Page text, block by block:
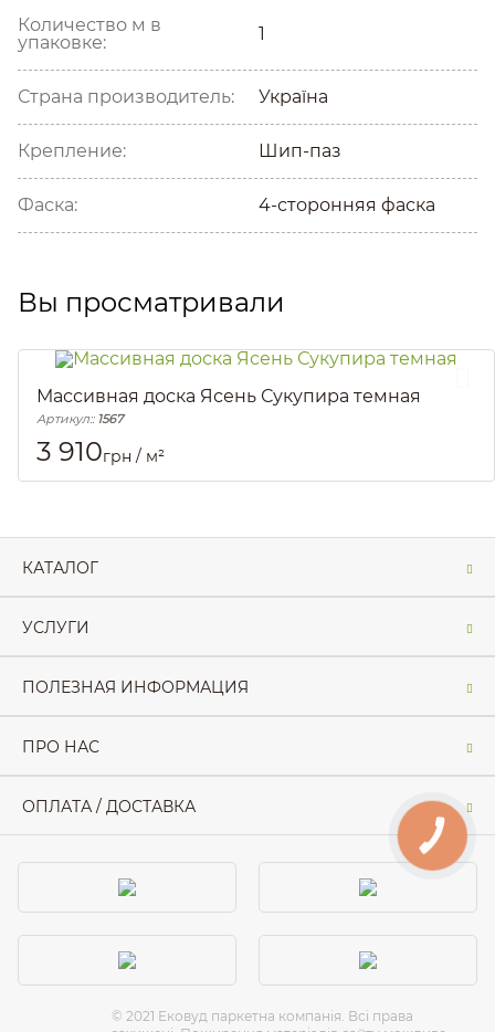
Количество м в
упаковке:
1
Страна производитель: Україна
Крепление: Шип-паз
Фаска: 4-сторонняя фаска
Вы просматривали
Массивная доска Ясень Сукупира темная
Артикул:: 1567
3 910грн / м²
КАТАЛОГ
УСЛУГИ
ПОЛЕЗНАЯ ИНФОРМАЦИЯ
ПРО НАС
ОПЛАТА / ДОСТАВКА
© 2021 Ековуд паркетна компанія. Всі права
КНОПКА
ЗВ'ЯЗКУ